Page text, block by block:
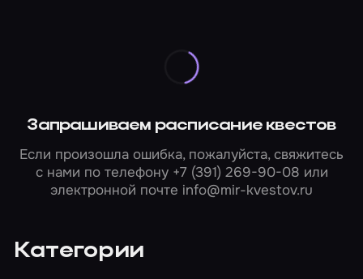
Запрашиваем расписание квестов
Если произошла ошибка, пожалуйста, свяжитесь
с нами по телефону +7 (391) 269-90-08 или
электронной почте info@mir-kvestov.ru
Категории